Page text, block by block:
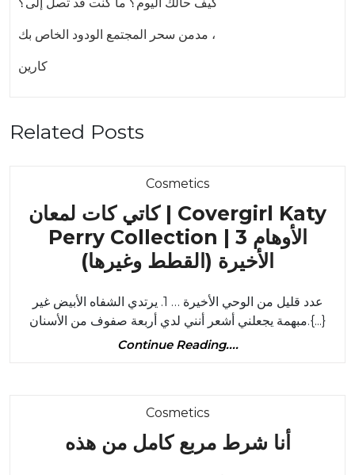
مدمن سحر المجتمع الودود الخاص بك ،
كارين
Related Posts
CosmeticsCategory
كاتي كات لمعان | Covergirl Katy
Perry Collection | 3 الأوهام
الأخيرة (القطط وغيرها)
لمعان
|
|
عدد قليل من الوحي الأخيرة … 1. يرتدي الشفاه الأبيض غير
مبهمة يجعلني أشعر أنني لدي أربعة صفوف من الأسنان.{...}
Continue Reading....Continue
CosmeticsCategory
أنا شرط مربع كامل من هذه أنا